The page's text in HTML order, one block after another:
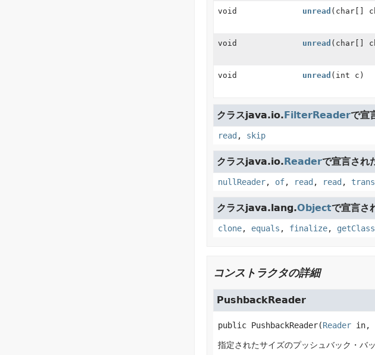
void unread (char[]
void unread (char[]
void unread (int c)
クラスjava.io.FilterReaderで宣
read , skip
クラスjava.io.Readerで宣言され
nullReader, of, read , read ,
クラスjava.lang.Objectで宣言さ
clone, equals , finalize, getClass
コンストラクタの詳細
PushbackReader
public PushbackReader(Reader in,
指定されたサイズのプッシュバック・バ